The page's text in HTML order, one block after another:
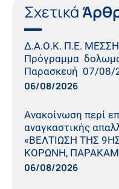
Σχετικά
Δ.Α.Ο.Κ. Π.Ε.
Πρόγραμμα
Παρασκευή 07/08/
06/08/2026
Ανακοίνωση περί
αναγκαστικής
«ΒΕΛΤΙΩΣΗ ΤΗΣ
ΚΟΡΩΝΗ,
06/08/2026